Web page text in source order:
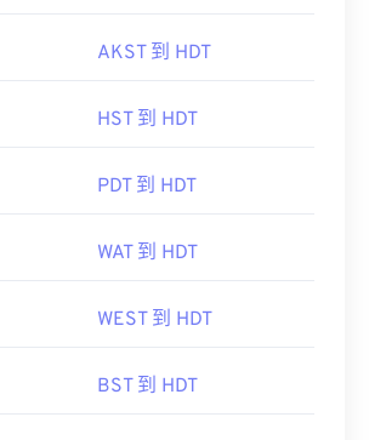
AKST 到 HDT
HST 到 HDT
PDT 到 HDT
WAT 到 HDT
WEST 到 HDT
BST 到 HDT